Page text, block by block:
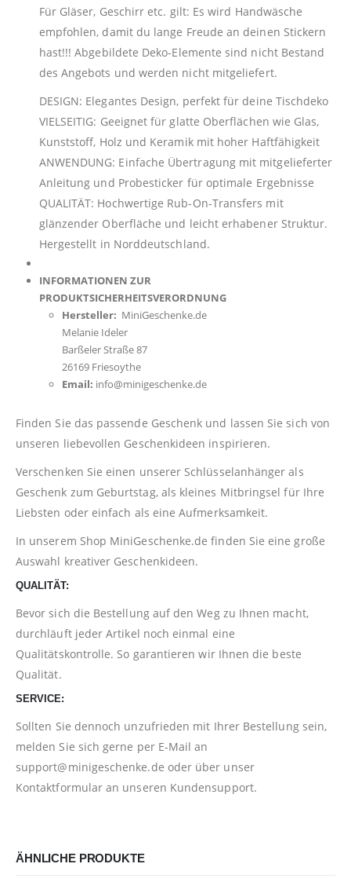
Für Gläser, Geschirr etc. gilt: Es wird Handwäsche
empfohlen, damit du lange Freude an deinen Stickern
hast!!! Abgebildete Deko-Elemente sind nicht Bestand
des Angebots und werden nicht mitgeliefert.
DESIGN: Elegantes Design, perfekt für deine Tischdeko
VIELSEITIG: Geeignet für glatte Oberflächen wie Glas,
Kunststoff, Holz und Keramik mit hoher Haftfähigkeit
ANWENDUNG: Einfache Übertragung mit mitgelieferter
Anleitung und Probesticker für optimale Ergebnisse
QUALITÄT: Hochwertige Rub-On-Transfers mit
glänzender Oberfläche und leicht erhabener Struktur.
Hergestellt in Norddeutschland.
INFORMATIONEN ZUR
PRODUKTSICHERHEITSVERORDNUNG
Hersteller: MiniGeschenke.de
Melanie Ideler
Barßeler Straße 87
26169 Friesoythe
Email: info@minigeschenke.de
Finden Sie das passende Geschenk und lassen Sie sich von
unseren liebevollen Geschenkideen inspirieren.
Verschenken Sie einen unserer Schlüsselanhänger als
Geschenk zum Geburtstag, als kleines Mitbringsel für Ihre
Liebsten oder einfach als eine Aufmerksamkeit.
In unserem Shop MiniGeschenke.de finden Sie eine große
Auswahl kreativer Geschenkideen.
QUALITÄT:
Bevor sich die Bestellung auf den Weg zu Ihnen macht,
durchläuft jeder Artikel noch einmal eine
Qualitätskontrolle. So garantieren wir Ihnen die beste
Qualität.
SERVICE:
Sollten Sie dennoch unzufrieden mit Ihrer Bestellung sein,
melden Sie sich gerne per E-Mail an
support@minigeschenke.de oder über unser
Kontaktformular an unseren Kundensupport.
ÄHNLICHE PRODUKTE